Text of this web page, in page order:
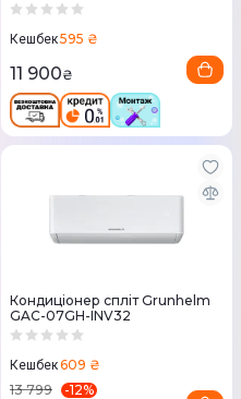
Кешбек595 ₴
11 900₴
Кондиціонер спліт Grunhelm
GAC-07GH-INV32
Кешбек609 ₴
13 799
-12%